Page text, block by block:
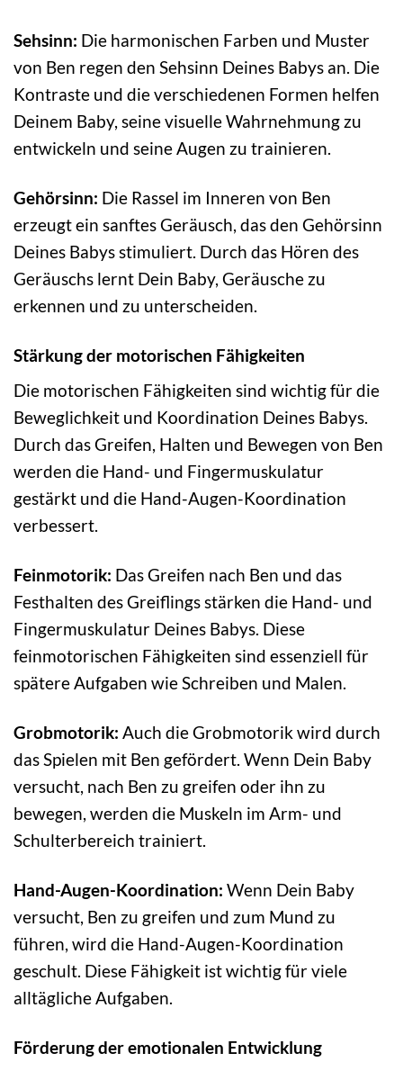
Sehsinn: Die harmonischen Farben und Muster
von Ben regen den Sehsinn Deines Babys an. Die
Kontraste und die verschiedenen Formen helfen
Deinem Baby, seine visuelle Wahrnehmung zu
entwickeln und seine Augen zu trainieren.
Gehörsinn: Die Rassel im Inneren von Ben
erzeugt ein sanftes Geräusch, das den Gehörsinn
Deines Babys stimuliert. Durch das Hören des
Geräuschs lernt Dein Baby, Geräusche zu
erkennen und zu unterscheiden.
Stärkung der motorischen Fähigkeiten
Die motorischen Fähigkeiten sind wichtig für die
Beweglichkeit und Koordination Deines Babys.
Durch das Greifen, Halten und Bewegen von Ben
werden die Hand- und Fingermuskulatur
gestärkt und die Hand-Augen-Koordination
verbessert.
Feinmotorik: Das Greifen nach Ben und das
Festhalten des Greiflings stärken die Hand- und
Fingermuskulatur Deines Babys. Diese
feinmotorischen Fähigkeiten sind essenziell für
spätere Aufgaben wie Schreiben und Malen.
Grobmotorik: Auch die Grobmotorik wird durch
das Spielen mit Ben gefördert. Wenn Dein Baby
versucht, nach Ben zu greifen oder ihn zu
bewegen, werden die Muskeln im Arm- und
Schulterbereich trainiert.
Hand-Augen-Koordination: Wenn Dein Baby
versucht, Ben zu greifen und zum Mund zu
führen, wird die Hand-Augen-Koordination
geschult. Diese Fähigkeit ist wichtig für viele
alltägliche Aufgaben.
Förderung der emotionalen Entwicklung